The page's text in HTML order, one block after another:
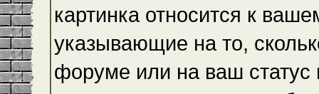
картинка относится к
указывающие на то,
форуме или на ваш